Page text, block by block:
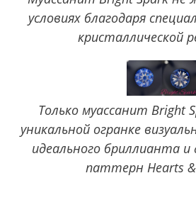
условиях благодаря
кристаллической
Только муассанит Bright
уникальной огранке
идеального бриллианта
паттерн Hearts